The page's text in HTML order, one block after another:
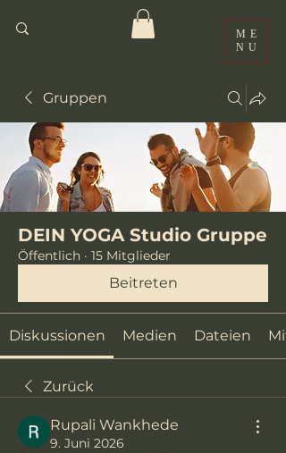
ME
NU
Gruppen
DEIN YOGA Studio Gruppe
Öffentlich · 15 Mitglieder
Beitreten
Diskussionen Medien Dateien
Zurück
Rupali Wankhede
9. Juni 2026